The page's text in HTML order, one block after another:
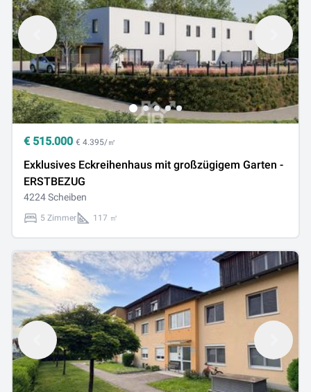
€ 515.000 € 4.395/㎡
Exklusives Eckreihenhaus mit großzügigem Garten -
ERSTBEZUG
4224 Scheiben
5 Zimmer 117 ㎡